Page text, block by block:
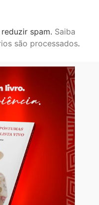
spam. Saiba
são processados.